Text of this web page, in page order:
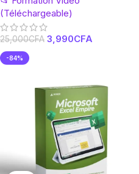
(Téléchargeable)
25,000CFA 3,990CFA
-84%